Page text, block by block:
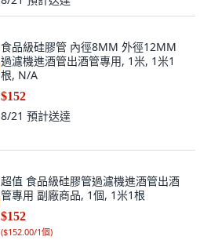
食品級硅膠管 內徑8MM 外徑12MM
過濾機進酒管出酒管專用, 1米, 1米1
根, N/A
$152
8/21 預計送達
超值 食品級硅膠管過濾機進酒管出酒
管專用 副廠商品, 1個, 1米1根
$152
($152.00/1個)